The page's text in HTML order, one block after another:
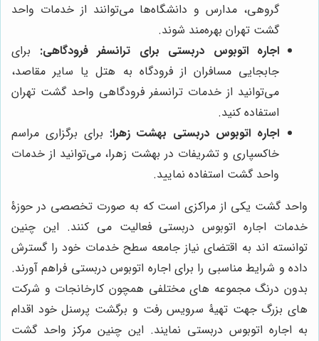
گروهی، مدارس و دانشگاه‌ها می‌توانند از خدمات واحد
گشت تهران بهره‌مند شوند.
اجاره اتوبوس دربستی برای ترانسفر فرودگاهی: برای
جابجایی مسافران از فرودگاه به هتل یا سایر مقاصد،
می‌توانید از خدمات ترانسفر فرودگاهی واحد گشت تهران
استفاده کنید.
اجاره اتوبوس دربستی بهشت زهرا: برای برگزاری مراسم
خاکسپاری و تشریفات در بهشت زهرا، می‌توانید از خدمات
واحد گشت استفاده نمایید.
واحد گشت یکی از مراکزی است که به صورت تخصصی در حوزۀ
خدمات اجاره اتوبوس دربستی فعالیت می کنند. این چنین
توانسته اند به اقتضای نیاز جامعه سطح خدمات خود را گسترش
داده و شرایط مناسبی را برای اجاره اتوبوس دربستی فراهم آورند.
بدون درنگ مجموعه های مختلفی همچون کارخانجات و شرکت
های بزرگ جهت تهیۀ سرویس رفت و برگشت پرسنل خود اقدام
به اجاره اتوبوس دربستی نمایند. این چنین مرکز واحد گشت